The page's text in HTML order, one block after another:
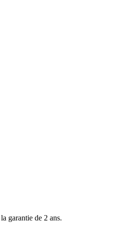
garantie de 2 ans.